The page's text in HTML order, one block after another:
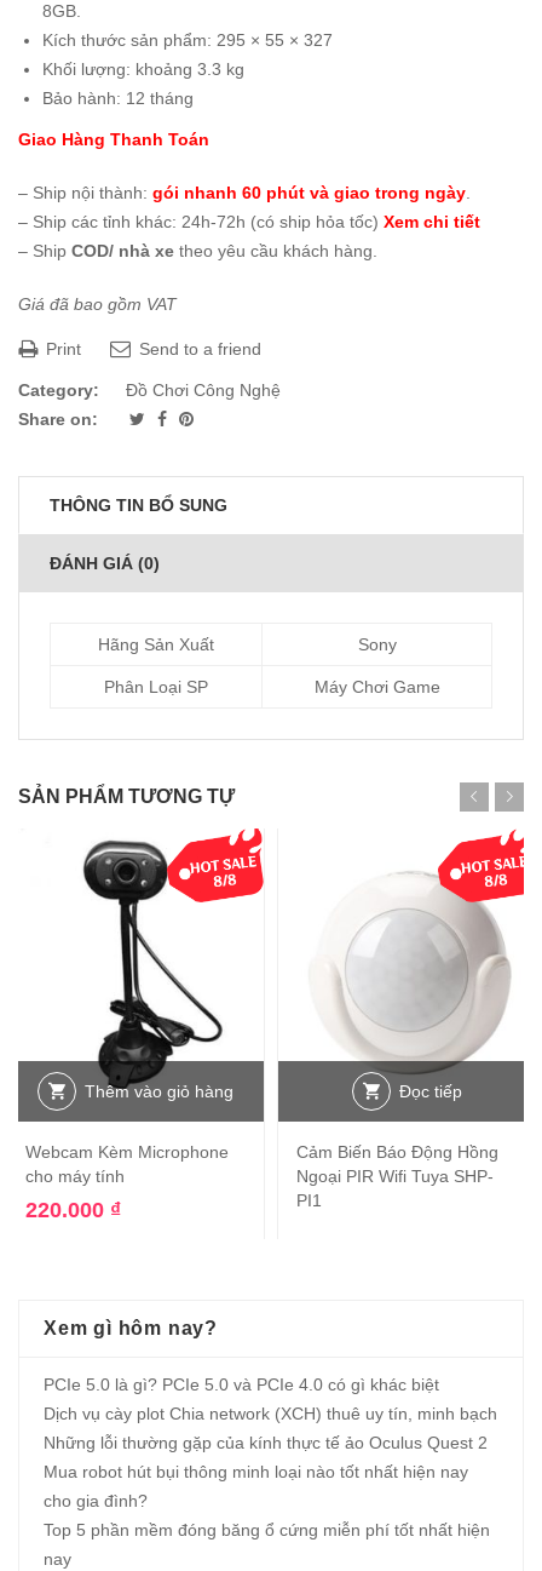
8GB.
Kích thước sản phẩm: 295 × 55 × 327
Khối lượng: khoảng 3.3 kg
Bảo hành: 12 tháng
Giao Hàng Thanh Toán
– Ship nội thành: gói nhanh 60 phút và giao trong ngày
– Ship các tỉnh khác: 24h-72h (có ship hỏa tốc) Xem chi tiết
– Ship COD/ nhà xe theo yêu cầu khách hàng.
Giá đã bao gồm VAT
Print Send to a friend
Category:
Đồ Chơi Công Nghệ
Share on:
THÔNG TIN BỔ SUNG
ĐÁNH GIÁ (0)
Hãng Sản Xuất Sony
Phân Loại SP Máy Chơi Game
SẢN PHẨM TƯƠNG TỰ
Thêm vào giỏ hàng
Webcam Kèm Microphone
cho máy tính
220.000 ₫
Đọc tiếp
Cảm Biến Báo Động Hồng
Ngoại PIR Wifi Tuya SHP-
PI1
Xem gì hôm nay?
PCIe 5.0 là gì? PCIe 5.0 và PCIe 4.0 có gì khác biệt
Dịch vụ cày plot Chia network (XCH) thuê uy tín, minh bạch
Những lỗi thường gặp của kính thực tế ảo Oculus Quest 2
Mua robot hút bụi thông minh loại nào tốt nhất hiện nay
cho gia đình?
Top 5 phần mềm đóng băng ổ cứng miễn phí tốt nhất hiện
nay